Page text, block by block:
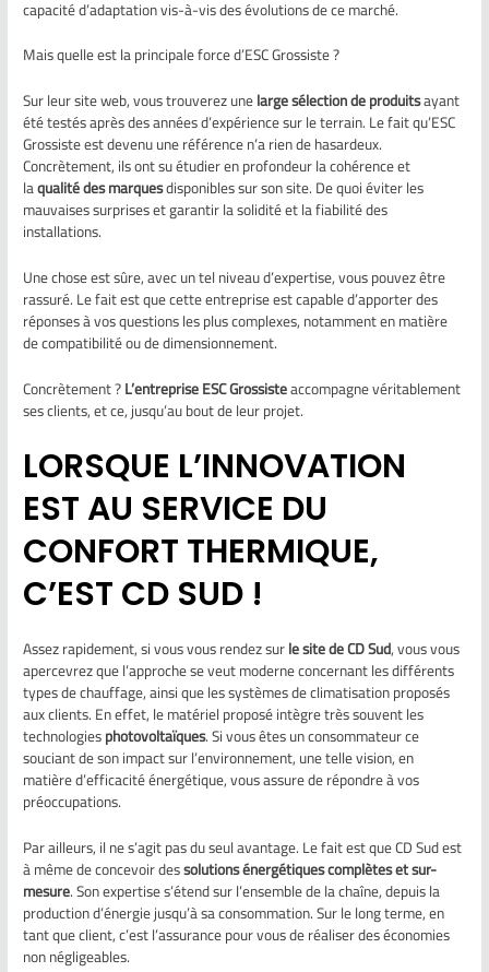
capacité d’adaptation vis-à-vis des évolutions de ce marché.
Mais quelle est la principale force d’ESC Grossiste ?
Sur leur site web, vous trouverez unelarge sélection de produitsayant
été testés après des années d’expérience sur le terrain. Le fait qu’ESC
Grossiste est devenu une référence n’a rien de hasardeux.
Concrètement, ils ont su étudier en profondeur la cohérence et
laqualité des marquesdisponibles sur son site. De quoi éviter les
mauvaises surprises et garantir la solidité et la fiabilité des
installations.
Une chose est sûre, avec un tel niveau d’expertise, vous pouvez être
rassuré. Le fait est que cette entreprise est capable d’apporter des
réponses à vos questions les plus complexes, notamment en matière
de compatibilité ou de dimensionnement.
Concrètement ?L’entreprise ESC Grossisteaccompagne véritablement
ses clients, et ce, jusqu’au bout de leur projet.
LORSQUE L’INNOVATION
EST AU SERVICE DU
CONFORT THERMIQUE,
C’EST CD SUD !
Assez rapidement, si vous vous rendez surle site de CD Sud, vous vous
apercevrez que l’approche se veut moderne concernant les différents
types de chauffage, ainsi que les systèmes de climatisation proposés
aux clients. En effet, le matériel proposé intègre très souvent les
technologiesphotovoltaïques. Si vous êtes un consommateur ce
souciant de son impact sur l’environnement, une telle vision, en
matière d’efficacité énergétique, vous assure de répondre à vos
préoccupations.
Par ailleurs, il ne s’agit pas du seul avantage. Le fait est que CD Sud est
à même de concevoir dessolutions énergétiques complètes et sur-
mesure. Son expertise s’étend sur l’ensemble de la chaîne, depuis la
production d’énergie jusqu’à sa consommation. Sur le long terme, en
tant que client, c’est l’assurance pour vous de réaliser des économies
non négligeables.